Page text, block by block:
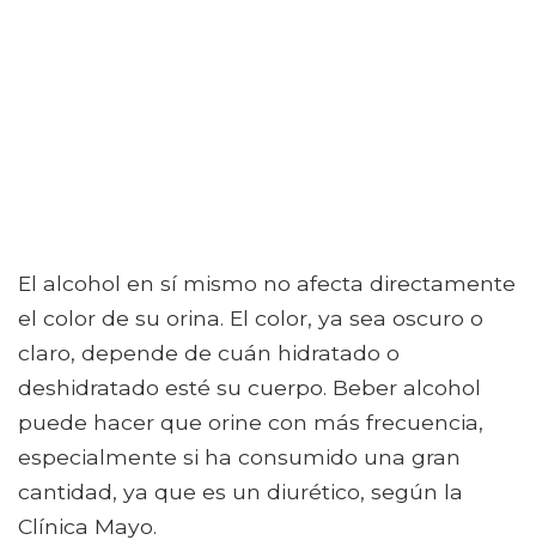
El alcohol en sí mismo no afecta directamente
el color de su orina. El color, ya sea oscuro o
claro, depende de cuán hidratado o
deshidratado esté su cuerpo. Beber alcohol
puede hacer que orine con más frecuencia,
especialmente si ha consumido una gran
cantidad, ya que es un diurético, según la
Clínica Mayo.